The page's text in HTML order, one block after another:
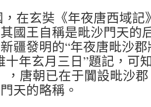
，在玄奘《年夜唐西域記
國王自稱是毗沙門天的
疆發明的“年夜唐毗沙
十年玄月三日”題記，可
，唐朝已在于闐設毗沙
天的略稱。